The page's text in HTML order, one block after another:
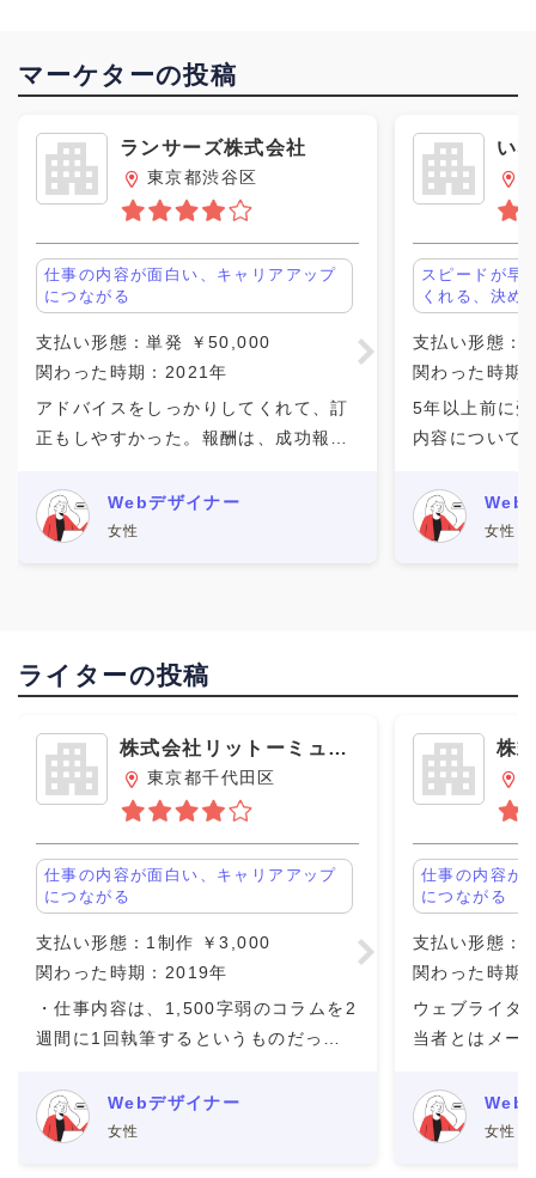
マーケターの投稿
ランサーズ株式会社
東京都渋谷区
仕事の内容が面白い、キャリアアップ
につながる
支払い形態：単発 ￥50,000
関わった時期：2021年
アドバイスをしっかりしてくれて、訂
正もしやすかった。報酬は、成功報酬
を完了しないと報酬がもらえないた
め、仕事の訂正をした時などの時間を
Webデザイナー
女性
い
スピードが早
くれる、決め
支払い形態：
関わった時期
5年以上前に
内容について
仕事の案件を
ーケティング
Web
女性
ライターの投稿
株式会社リットーミュー
ジック
東京都千代田区
仕事の内容が面白い、キャリアアップ
につながる
支払い形態：1制作 ￥3,000
関わった時期：2019年
・仕事内容は、1,500字弱のコラムを2
週間に1回執筆するというものだっ
なってサポートをしてくれた。 ・ブロ
グやSNSで文章を書いていたら、Web
Webデザイナー
女性
株
ス
仕事の内容が
につながる
支払い形態：
関わった時期
ウェブライタ
当者とはメー
できました。
が上がるシス
Web
女性